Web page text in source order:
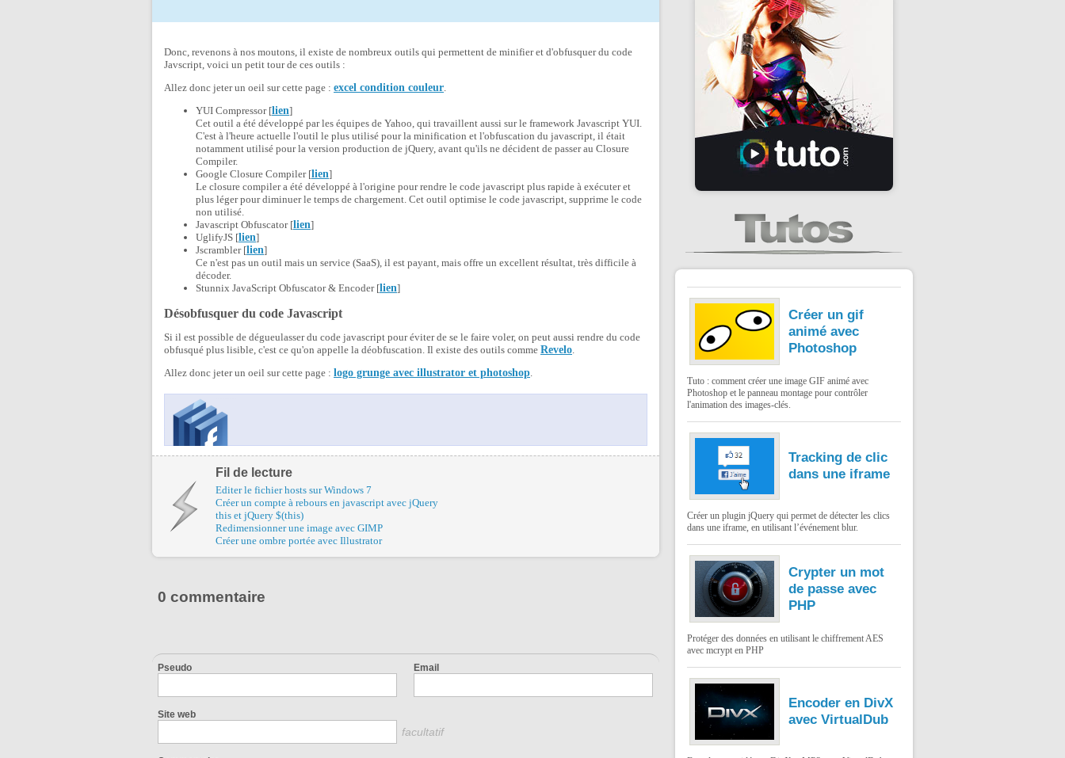
Donc, revenons à nos moutons, il existe de nombreux outils qui permettent de minifier et d'obfusquer du code
Javscript, voici un petit tour de ces outils :
Allez donc jeter un oeil sur cette page : excel condition couleur
YUI Compressor [lien]
Cet outil a été développé par les équipes de Yahoo, qui travaillent aussi sur le framework Javascript YUI.
C'est à l'heure actuelle l'outil le plus utilisé pour la minification et l'obfuscation du javascript, il était
notamment utilisé pour la version production de jQuery, avant qu'ils ne décident de passer au Closure
Compiler.
Google Closure Compiler [lien]
Le closure compiler a été développé à l'origine pour rendre le code javascript plus rapide à exécuter et
plus léger pour diminuer le temps de chargement. Cet outil optimise le code javascript, supprime le code
non utilisé.
Javascript Obfuscator [lien]
UglifyJS [lien]
Jscrambler [lien]
Ce n'est pas un outil mais un service (SaaS), il est payant, mais offre un excellent résultat, très difficile à
décoder.
Stunnix JavaScript Obfuscator & Encoder [lien]
Désobfusquer du code Javascript
Si il est possible de dégueulasser du code javascript pour éviter de se le faire voler, on peut aussi rendre du code
obfusqué plus lisible, c'est ce qu'on appelle la déobfuscation. Il existe des outils comme Revelo.
Allez donc jeter un oeil sur cette page : logo grunge avec illustrator et photoshop.
Fil de lecture
Editer le fichier hosts sur Windows 7
Créer un compte à rebours en javascript avec jQuery
this et jQuery $(this)
Redimensionner une image avec GIMP
Créer une ombre portée avec Illustrator
0 commentaire
Pseudo Email
Site web
facultatif
Créer un gif
animé avec
Photoshop
Tuto : comment créer une image GIF animé avec
Photoshop et le panneau montage pour contrôler
l'animation des images-clés.
Tracking de clic
dans une iframe
Créer un plugin jQuery qui permet de détecter les clics
dans une iframe, en utilisant l’événement blur.
Crypter un mot
de passe avec
PHP
Protéger des données en utilisant le chiffrement AES
avec mcrypt en PHP
Encoder en DivX
avec VirtualDub